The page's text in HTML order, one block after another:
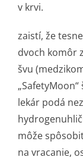
v krvi.
zaistí, že
dvoch komôr
švu
lekár podá
môže
na vracanie,